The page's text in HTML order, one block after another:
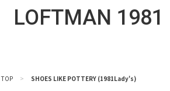
LOFTMAN 1981
TOP > SHOES LIKE POTTERY (1981Lady's)